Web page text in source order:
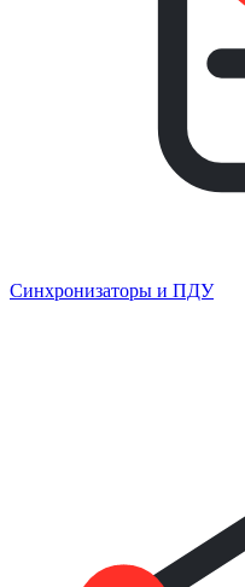
Синхронизаторы и ПДУ